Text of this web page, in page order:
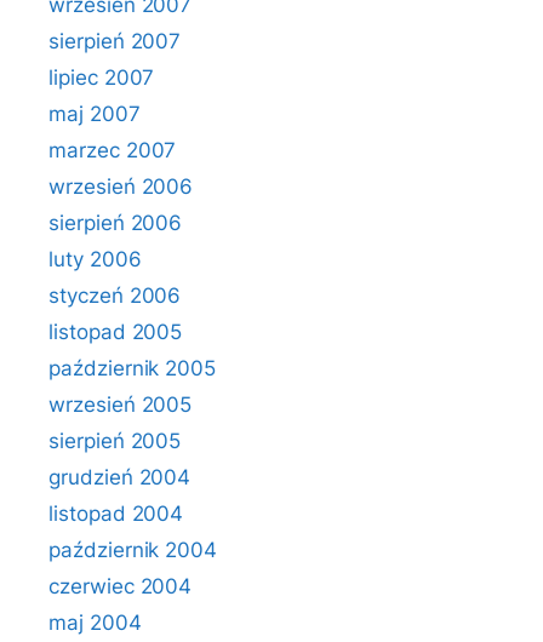
wrzesień 2007
sierpień 2007
lipiec 2007
maj 2007
marzec 2007
wrzesień 2006
sierpień 2006
luty 2006
styczeń 2006
listopad 2005
październik 2005
wrzesień 2005
sierpień 2005
grudzień 2004
listopad 2004
październik 2004
czerwiec 2004
maj 2004